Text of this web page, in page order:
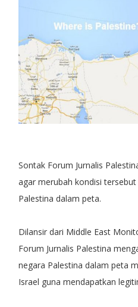
Sontak Forum Jurnalis
agar merubah kondisi
Palestina dalam peta.
Dilansir dari Middle East
Forum Jurnalis Palestina
negara Palestina dalam peta
Israel guna mendapatkan